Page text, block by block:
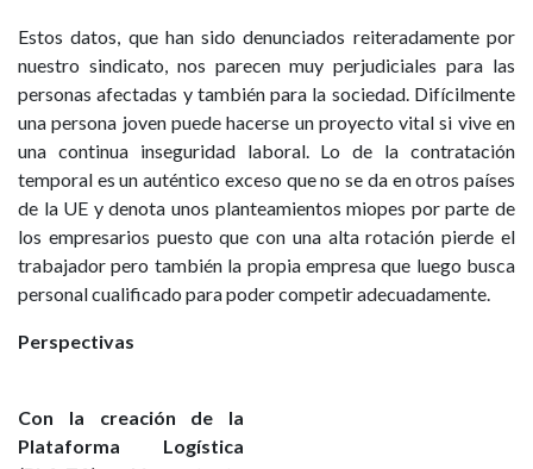
Estos datos, que han sido denunciados reiteradamente por
nuestro sindicato, nos parecen muy perjudiciales para las
personas afectadas y también para la sociedad. Difícilmente
una persona joven puede hacerse un proyecto vital si vive en
una continua inseguridad laboral. Lo de la contratación
temporal es un auténtico exceso que no se da en otros países
de la UE y denota unos planteamientos miopes por parte de
los empresarios puesto que con una alta rotación pierde el
trabajador pero también la propia empresa que luego busca
personal cualificado para poder competir adecuadamente.
Perspectivas
Con la creación de la
Plataforma Logística